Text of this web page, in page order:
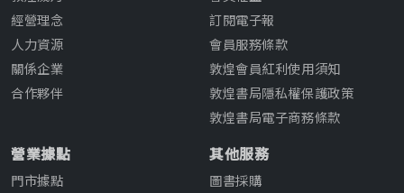
經營理念
人力資源
關係企業
合作夥伴
訂閱電子報
會員服務條款
敦煌會員紅利使用須知
敦煌書局隱私權保護政策
敦煌書局電子商務條款
營業據點
門市據點
其他服務
圖書採購